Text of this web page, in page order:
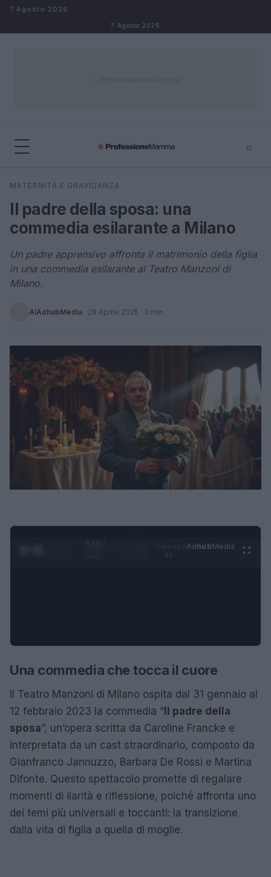
Salta al contenuto
7 Agosto 2026
7 Agosto 2026
⌕
Cerca
MATERNITÀ E GRAVIDANZA
Il padre della sposa: una
commedia esilarante a Milano
Un padre apprensivo affronta il matrimonio della figlia
in una commedia esilarante al Teatro Manzoni di
Milano.
AiAdhubMedia · 28 Aprile 2025 · 3 min
0:29 /
AdhubMedia
Una commedia che tocca il cuore
Il Teatro Manzoni di Milano ospita dal 31 gennaio al
12 febbraio 2023 la commedia “Il padre della
sposa”, un’opera scritta da Caroline Francke e
interpretata da un cast straordinario, composto da
Gianfranco Jannuzzo, Barbara De Rossi e Martina
Difonte. Questo spettacolo promette di regalare
momenti di ilarità e riflessione, poiché affronta uno
dei temi più universali e toccanti: la transizione
dalla vita di figlia a quella di moglie.